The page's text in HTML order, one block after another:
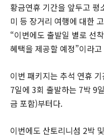
황금연휴 기간을 앞두고
미 등 장거리 여행에 대한
“이번에도 출발일 별로 선
혜택을 제공할 예정”이라
이번 패키지는 추석 연휴
7일에 3회 출발하는 7박 9
금 포함)부터다.
이번에도 산토리니섬 2박